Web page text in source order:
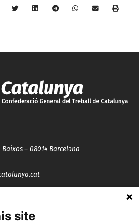
– 08014 Barcelona
site